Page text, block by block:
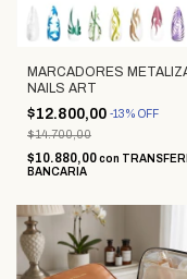
MARCADORES
NAILS ART
$12.800,00 -13% OFF
$14.700,00
$10.880,00con
BANCARIA